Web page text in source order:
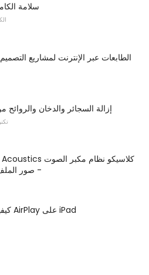
سلامة
الطابعات عبر الإنترنت لمشاريع
إزالة السجائر والدخان والروائح
- صور
كيفية استخدام AirPlay على iPad